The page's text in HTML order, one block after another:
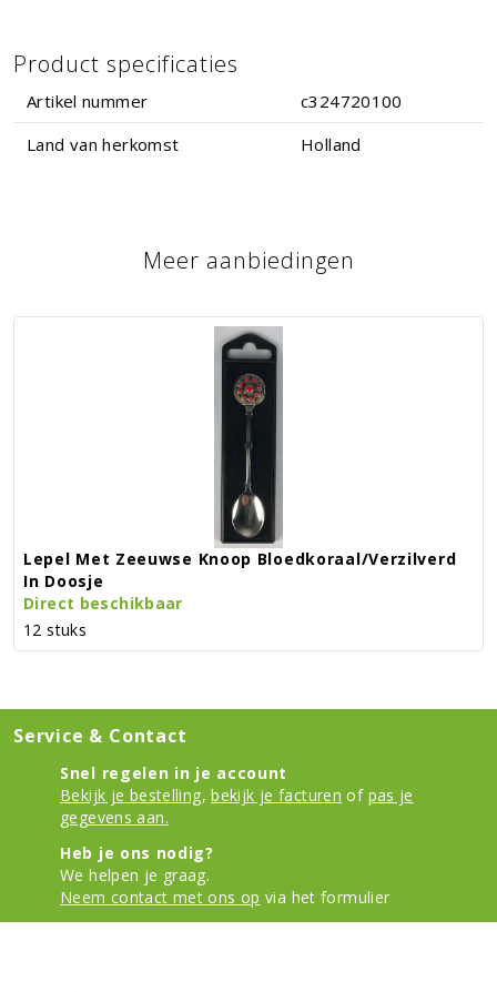
Product specificaties
Artikel nummer
c324720100
Land van herkomst
Holland
Meer aanbiedingen
Lepel Met Zeeuwse Knoop Bloedkoraal/verzilverd
In Doosje
Direct beschikbaar
12 stuks
Service & Contact
Snel regelen in je account
Bekijk je bestelling, bekijk je facturen of pas je
gegevens aan.
Heb je ons nodig?
We helpen je graag.
Neem contact met ons op via het formulier